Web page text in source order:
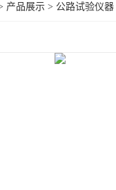
产品展示 > 公路试验仪器